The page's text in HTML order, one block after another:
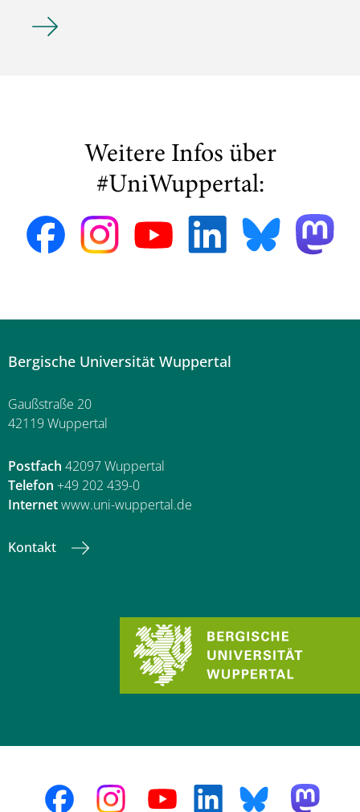
Wohnungslosigkeit und Polizei – Neues
Weitere Infos über
#UniWuppertal:
Bergische Universität Wuppertal
Gaußstraße 20
42119 Wuppertal
Postfach 42097 Wuppertal
Telefon +49 202 439-0
Internetwww.uni-wuppertal.de
Kontakt